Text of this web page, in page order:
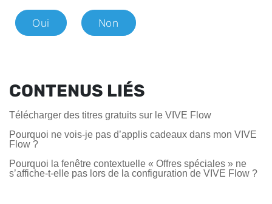
Oui Non
CONTENUS LIÉS
Télécharger des titres gratuits sur le VIVE Flow
Pourquoi ne vois-je pas d’applis cadeaux dans mon VIVE
Flow ?
Pourquoi la fenêtre contextuelle « Offres spéciales » ne
s’affiche-t-elle pas lors de la configuration de VIVE Flow ?